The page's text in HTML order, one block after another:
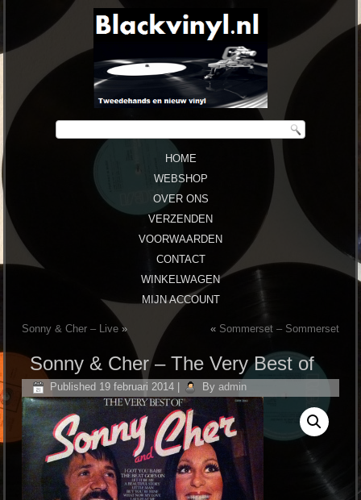
HOME
WEBSHOP
OVER ONS
VERZENDEN
VOORWAARDEN
CONTACT
WINKELWAGEN
MIJN ACCOUNT
Sonny & Cher – Live » « Sommerset – Sommerset
Sonny & Cher – The Very Best of
Published 19 februari 2014 By admin